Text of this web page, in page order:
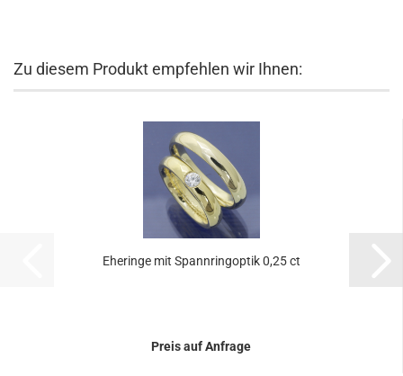
Zu diesem Produkt empfehlen wir Ihnen:
Eheringe mit Spannringoptik 0,25 ct
Preis auf Anfrage